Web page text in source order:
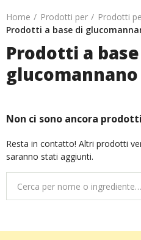
Home Prodotti per
Prodotti
Prodotti a base di
Prodotti a
glucomannano
Non ci sono ancora
Resta in contatto! Altri prodotti
saranno stati aggiunti.